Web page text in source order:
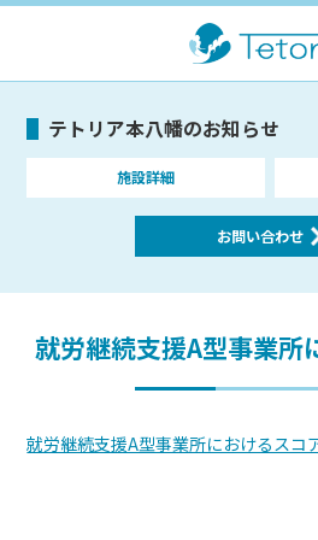
テトリア本八幡のお知らせ
施設詳細
お問い合わせ
就労継続支援A型事業所
就労継続支援A型事業所におけるスコ